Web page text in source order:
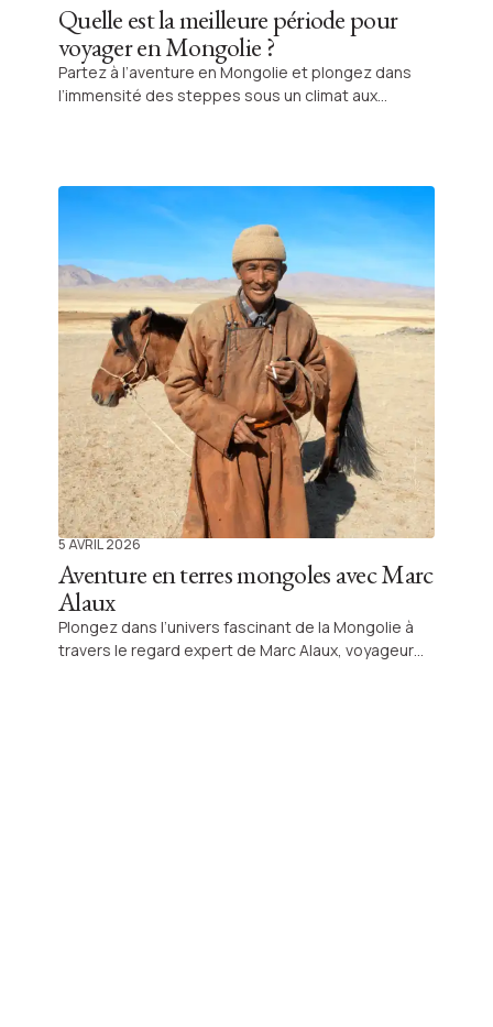
Quelle est la meilleure période pour
voyager en Mongolie ?
Partez à l’aventure en Mongolie et plongez dans
l’immensité des steppes sous un climat aux
5 AVRIL 2026
Aventure en terres mongoles avec Marc
Alaux
Plongez dans l’univers fascinant de la Mongolie à
travers le regard expert de Marc Alaux, voyageur